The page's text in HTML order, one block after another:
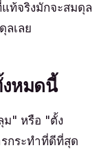
ท้จริงมักจะสมดุล
ลเลย
งหมดนี้
ม" หรือ "ตั้ง
กระทำที่ดีที่สุด